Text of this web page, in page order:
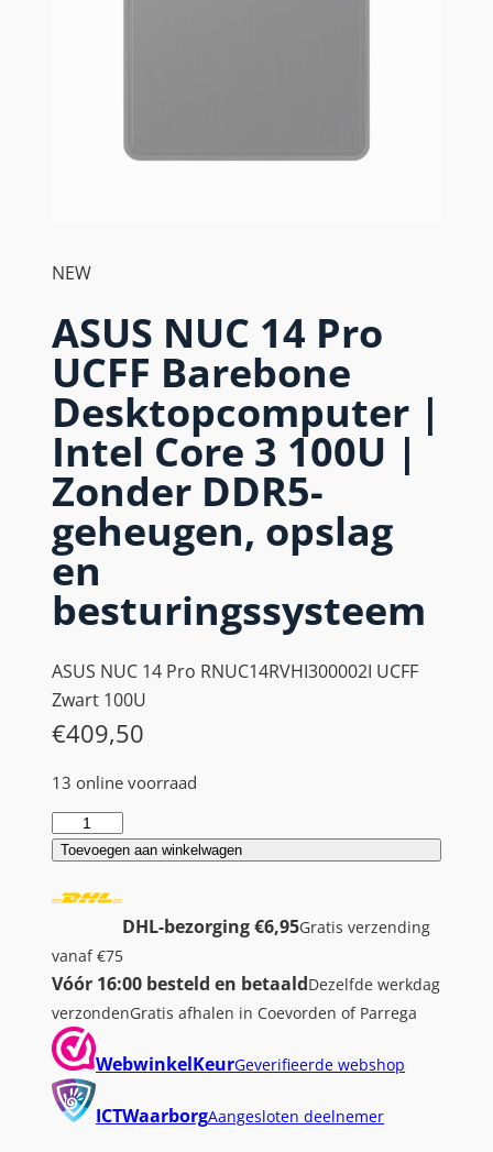
NEW
ASUS NUC 14 Pro
UCFF Barebone
Desktopcomputer |
Intel Core 3 100U |
Zonder DDR5-
geheugen, opslag
en
besturingssysteem
ASUS NUC 14 Pro RNUC14RVHI300002I UCFF
Zwart 100U
€409,50
13 online voorraad
S
S
U
C
1
4
P
r
Toevoegen aan winkelwagen
DHL-bezorging €6,95Gratis verzending
vanaf €75
Vóór 16:00 besteld en betaaldDezelfde werkdag
verzondenGratis afhalen in Coevorden of Parrega
WebwinkelKeurGeverifieerde webshop
ICTWaarborgAangesloten deelnemer